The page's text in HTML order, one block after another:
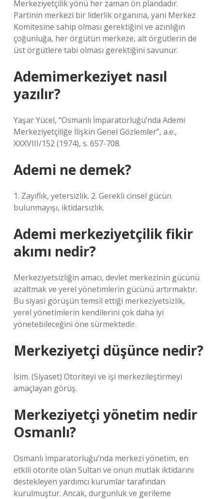
Merkeziyetçilik yönü her zaman ön plandadır.
Partinin merkezi bir liderlik organına, yani Merkez
Komitesine sahip olması gerektiğini ve azınlığın
çoğunluğa, her örgütün merkeze, alt örgütlerin de
üst örgütlere tabi olması gerektiğini savunur.
Ademimerkeziyet nasıl
yazılır?
Yaşar Yücel, “Osmanlı İmparatorluğu’nda Ademi
Merkeziyetçiliğe İlişkin Genel Gözlemler”, a.e.,
XXXVIII/152 (1974), s. 657-708.
Ademi ne demek?
1. Zayıflık, yetersizlik. 2. Gerekli cinsel gücün
bulunmayışı, iktidarsızlık.
Ademi merkeziyetçilik fikir
akımı nedir?
Merkeziyetsizliğin amacı, devlet merkezinin gücünü
azaltmak ve yerel yönetimlerin gücünü artırmaktır.
Bu siyasi görüşün temsil ettiği merkeziyetsizlik,
yerel yönetimlerin kendilerini çok daha iyi
yönetebileceğini öne sürmektedir.
Merkeziyetçi düşünce nedir?
İsim. (Siyaset) Otoriteyi ve işi merkezileştirmeyi
amaçlayan görüş.
Merkeziyetçi yönetim nedir
Osmanlı?
Osmanlı İmparatorluğu’nda merkezi yönetim, en
etkili otorite olan Sultan ve onun mutlak iktidarını
destekleyen yardımcı kurumlar tarafından
kurulmuştur. Ancak, durgunluk ve gerileme